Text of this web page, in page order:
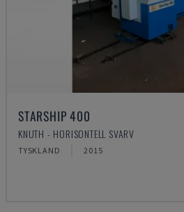
STARSHIP 400
KNUTH - HORISONTELL SVARV
TYSKLAND 2015